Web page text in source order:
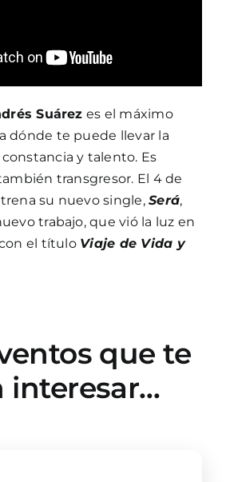
Suárez es el máximo
dónde te puede llevar la
y talento. Es
transgresor. El 4 de
su nuevo single,Será,
trabajo, que vió la luz en
el título Viaje de Vida y
que te
interesar…